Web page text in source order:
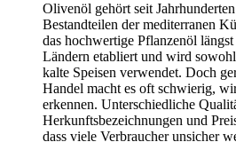
Olivenöl gehört seit
Bestandteilen der mediterranen
das hochwertige Pflanzenöl
Ländern etabliert und wird
kalte Speisen verwendet. Doch
Handel macht es oft schwierig,
erkennen. Unterschiedliche
Herkunftsbezeichnungen und
dass viele Verbraucher unsicher